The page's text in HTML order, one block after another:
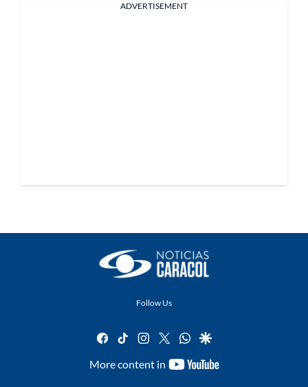
ADVERTISEMENT
Follow Us
facebook
tiktok instagram
twitterwhatsapp
google
More content in
youtube-